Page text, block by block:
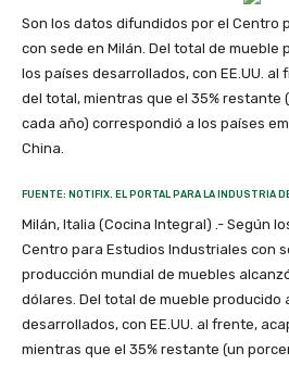
Son los datos difundidos por el Centro
con sede en Milán. Del total de mueble
los países desarrollados, con EE.UU.
del total, mientras que el 35% restante
cada año) correspondió a los países
China.
FUENTE: NOTIFIX. EL PORTAL PARA LA INDUSTRIA
Milán, Italia (Cocina Integral) .- Según
Centro para Estudios Industriales con
producción mundial de muebles
dólares. Del total de mueble producido
desarrollados, con EE.UU. al frente,
mientras que el 35% restante (un